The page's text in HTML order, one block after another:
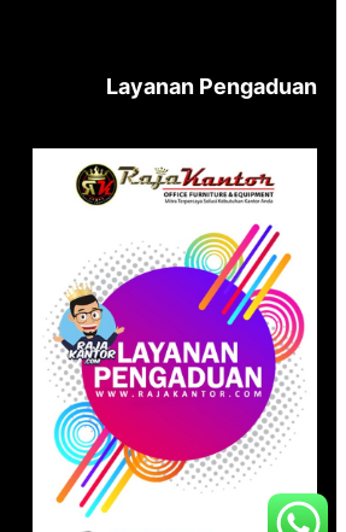
Layanan Pengaduan